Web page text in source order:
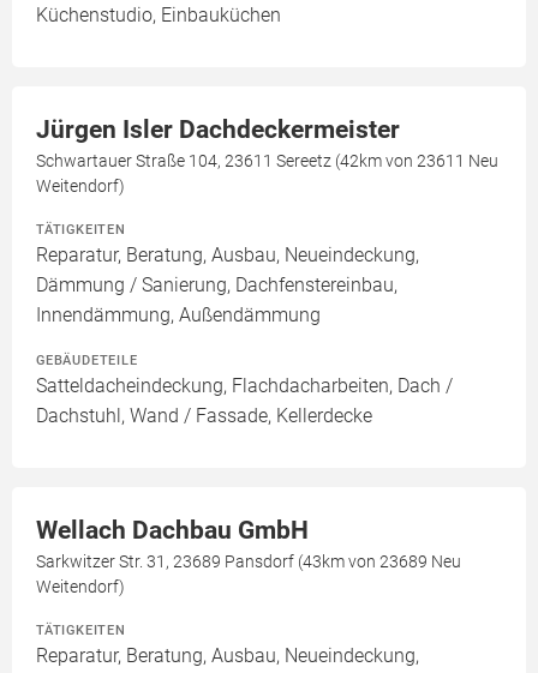
Küchenstudio, Einbauküchen
Jürgen Isler Dachdeckermeister
Schwartauer Straße 104, 23611 Sereetz (42km von 23611 Neu
Weitendorf)
TÄTIGKEITEN
Reparatur, Beratung, Ausbau, Neueindeckung,
Dämmung / Sanierung, Dachfenstereinbau,
Innendämmung, Außendämmung
GEBÄUDETEILE
Satteldacheindeckung, Flachdacharbeiten, Dach /
Dachstuhl, Wand / Fassade, Kellerdecke
Wellach Dachbau GmbH
Sarkwitzer Str. 31, 23689 Pansdorf (43km von 23689 Neu
Weitendorf)
TÄTIGKEITEN
Reparatur, Beratung, Ausbau, Neueindeckung,